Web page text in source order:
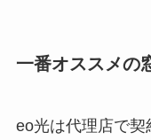
一番オススメの
eo光は代理店で契